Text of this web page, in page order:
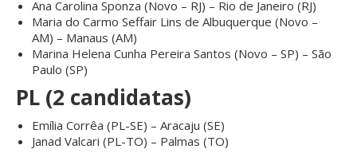
Ana Carolina Sponza (Novo – RJ) – Rio de Janeiro (RJ)
Maria do Carmo Seffair Lins de Albuquerque (Novo –
AM) – Manaus (AM)
Marina Helena Cunha Pereira Santos (Novo – SP) – São
Paulo (SP)
PL (2 candidatas)
Emília Corrêa (PL-SE) – Aracaju (SE)
Janad Valcari (PL-TO) – Palmas (TO)